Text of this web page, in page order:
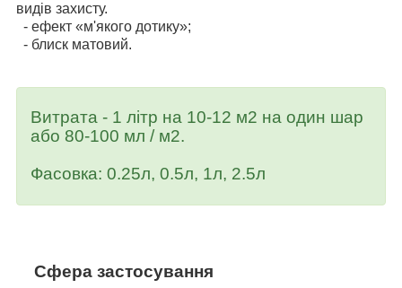
видів захисту.
- ефект «м'якого дотику»;
- блиск матовий.
Витрата - 1 літр на 10-12 м2 на один шар
або 80-100 мл / м2.
Фасовка: 0.25л, 0.5л, 1л, 2.5л
Сфера застосування